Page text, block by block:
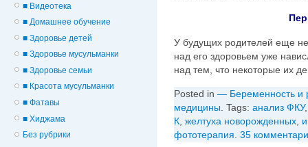
■ Видеотека
■ Домашнее обучение
■ Здоровье детей
■ Здоровье мусульманки
■ Здоровье семьи
■ Красота мусульманки
■ Фатавы
■ Хиджама
Без рубрики
У будущих родителей еще
над его здоровьем уже
над тем, что некоторые их
Posted in — Беременность и
медицины . Tags: анализ ФКУ
К желтуха новорожденных
фототерапия 35